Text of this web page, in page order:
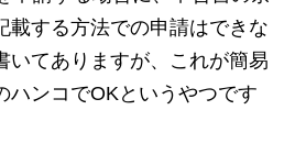
載する方法での申請はできな
いてありますが、これが簡易
ハンコでOKというやつです